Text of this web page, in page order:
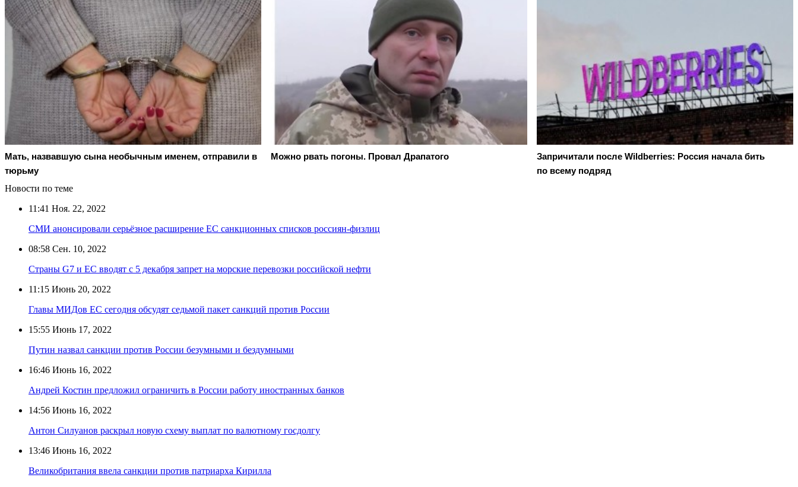
Мать, назвавшую сына необычным именем, отправили в
тюрьму
Можно рвать погоны. Провал Драпатого
Запричитали после Wildberries: Россия начала бить
по всему подряд
Новости по теме
11:41 Ноя. 22, 2022
СМИ анонсировали серьёзное расширение ЕС санкционных списков россиян-физлиц
08:58 Сен. 10, 2022
Страны G7 и ЕС вводят с 5 декабря запрет на морские перевозки российской нефти
11:15 Июнь 20, 2022
Главы МИДов ЕС сегодня обсудят седьмой пакет санкций против России
15:55 Июнь 17, 2022
Путин назвал санкции против России безумными и бездумными
16:46 Июнь 16, 2022
Андрей Костин предложил ограничить в России работу иностранных банков
14:56 Июнь 16, 2022
Антон Силуанов раскрыл новую схему выплат по валютному госдолгу
13:46 Июнь 16, 2022
Великобритания ввела санкции против патриарха Кирилла